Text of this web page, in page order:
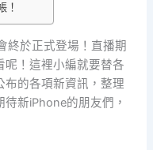
！
終於正式登場！直播期
呢！這裡小編就要替各
布的各項新資訊，整理
新iPhone的朋友們，